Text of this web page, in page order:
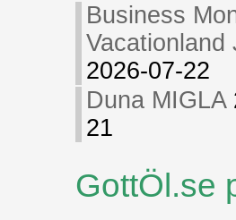
Business
Vacationland
2026-07-22
Duna MIGLA
21
GottÖl.se